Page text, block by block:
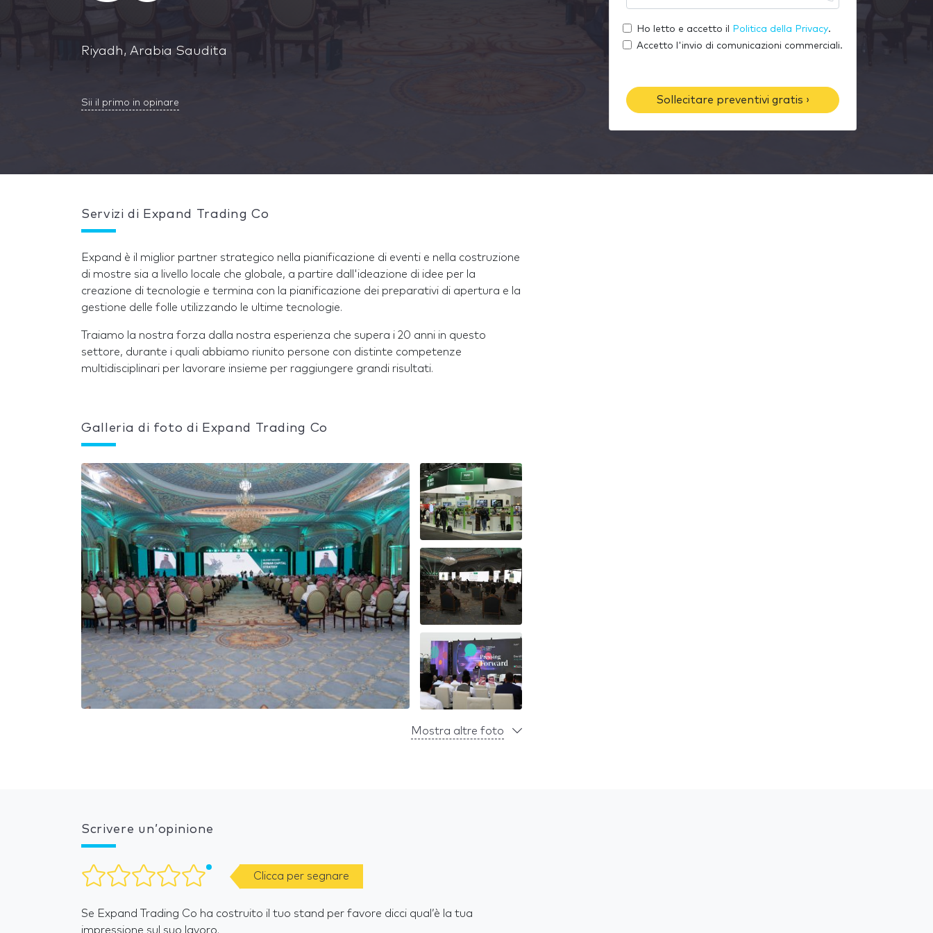
Riyadh, Arabia Saudita
Sii il primo in opinare
m
e
e
-
i
l
t
u
e
l
n
Ho letto e accetto il Politica della Privacy.
Accetto l'invio di comunicazioni commerciali.
Sollecitare preventivi gratis ›
Servizi di Expand Trading Co
Expand è il miglior partner strategico nella pianificazione di eventi e nella costruzione
di mostre sia a livello locale che globale, a partire dall'ideazione di idee per la
creazione di tecnologie e termina con la pianificazione dei preparativi di apertura e la
gestione delle folle utilizzando le ultime tecnologie.
Traiamo la nostra forza dalla nostra esperienza che supera i 20 anni in questo
settore, durante i quali abbiamo riunito persone con distinte competenze
multidisciplinari per lavorare insieme per raggiungere grandi risultati.
Galleria di foto di Expand Trading Co
Mostra altre foto
Scrivere un’opinione
Clicca per segnare
Se Expand Trading Co ha costruito il tuo stand per favore dicci qual’è la tua
impressione sul suo lavoro.